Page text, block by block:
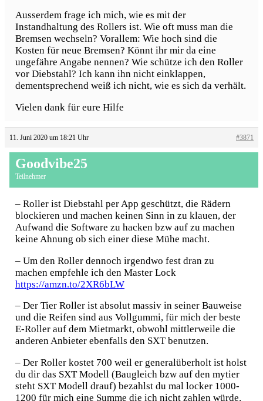
Ausserdem frage ich mich, wie es mit der
Instandhaltung des Rollers ist. Wie oft muss man die
Bremsen wechseln? Vorallem: Wie hoch sind die
Kosten für neue Bremsen? Könnt ihr mir da eine
ungefähre Angabe nennen? Wie schütze ich den Roller
vor Diebstahl? Ich kann ihn nicht einklappen,
dementsprechend weiß ich nicht, wie es sich da verhält.
Vielen dank für eure Hilfe
11. Juni 2020 um 18:21 Uhr #3871
Goodvibe25
Teilnehmer
– Roller ist Diebstahl per App geschützt, die Rädern
blockieren und machen keinen Sinn in zu klauen, der
Aufwand die Software zu hacken bzw auf zu machen
keine Ahnung ob sich einer diese Mühe macht.
– Um den Roller dennoch irgendwo fest dran zu
machen empfehle ich den Master Lock
https://amzn.to/2XR6bLW
– Der Tier Roller ist absolut massiv in seiner Bauweise
und die Reifen sind aus Vollgummi, für mich der beste
E-Roller auf dem Mietmarkt, obwohl mittlerweile die
anderen Anbieter ebenfalls den SXT benutzen.
– Der Roller kostet 700 weil er generalüberholt ist holst
du dir das SXT Modell (Baugleich bzw auf den mytier
steht SXT Modell drauf) bezahlst du mal locker 1000-
1200 für mich eine Summe die ich nicht zahlen würde.